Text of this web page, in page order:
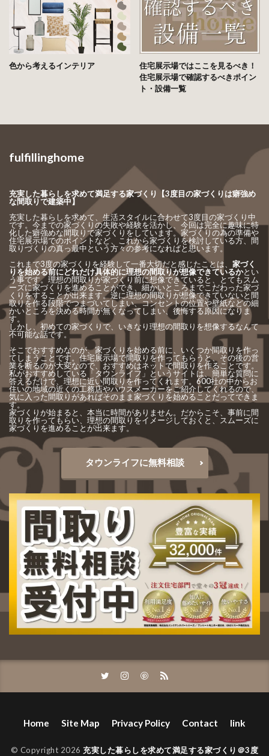
色から考えるインテリア
住宅展示場ではここを見るべき！
住宅展示場で確認するべきポイン
ト・設備一覧
fulfillinghome
充実した暮らしを求めて満足する家づくり【3度目の家づくりは癖強め
な間取りで建築中】
充実した暮らしを求めて、生活スタイルに合わせて3度目の家づくり中
です。今までの家づくりの失敗や経験を活かし、今回は完全に趣味に特
化した癖強めな間取りで家づくりをしています。家づくりの為の準備や
住宅展示場でのポイントなど、これから家づくりを検討している方、間
取りづくりの真っ最中という方々の参考になればと思います。
これまで3度の家づくりを経験して一番大切だと感じたことは、 家づく
りを始める前にどれだけ具体的に理想の間取りが想像できているかとい
う事です。理想の間取りが家づくり前に想像できていると、とてもスム
ーズに家づくりを進めることができ、細かいところまでこだわった家づ
くりをすることが出来ます。逆に理想の間取りが想像できていないと間
取りを作る段階でつまづいてしまい、コンセントの位置や壁紙などの細
かいところを決める時間が無くなってしまい、後悔する原因になりま
す。
しかし、初めての家づくりで、いきなり理想の間取りを想像するなんて
不可能な話です。
そこでおすすめなのが、家づくりを始める前に、いくつか間取りを作っ
てしまうことです。住宅展示場で間取りを作ってもらうと、その後の営
業を断るのが大変なので、おすすめはネットで間取りを作ることです。
私がおすすめしている「タウンライフ」というサイトは、簡単な質問に
答えるだけで、理想に近い間取りを作ってくれます。600社の中からお
住いの地域の近くの工務店やハウスメーカーをご紹介してくれるので、
気に入った間取りがあればそのまま家づくりを始めることだってできま
す。
家づくりが始まると、本当に時間がありません。だからこそ、事前に間
取りを作ってもらい、理想の間取りをイメージしておくと、スムーズに
家づくりを進めることが出来ます。
タウンライフに無料相談
Home Site Map Privacy Policy Contact link
© Copyright 2026充実した暮らしを求めて満足する家づくり＠3度